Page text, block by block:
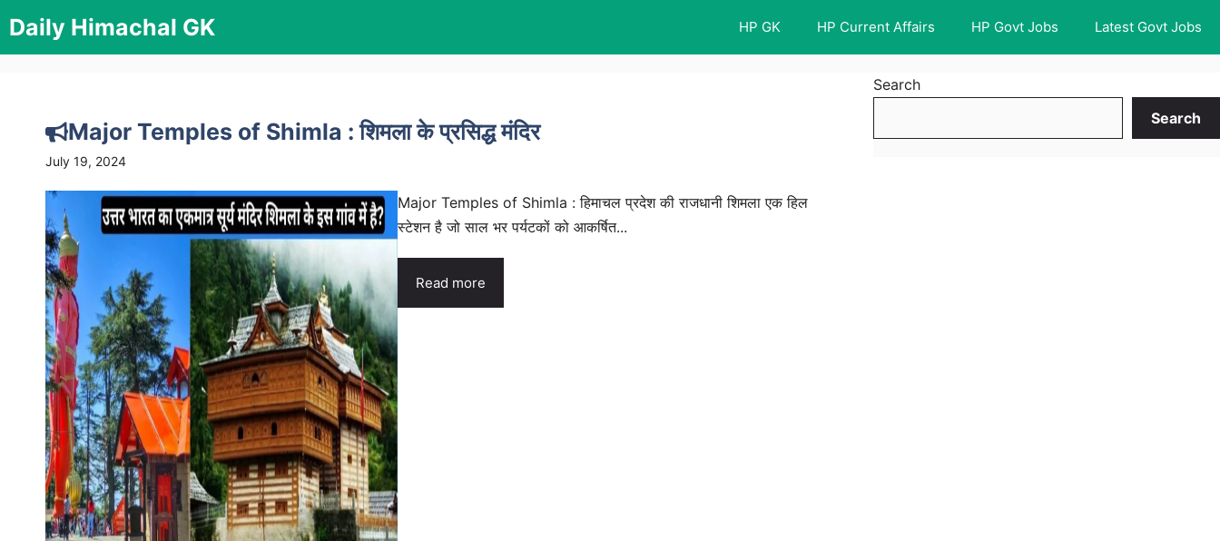
to
content
Daily Himachal GK HP GK HP Current Affairs HP Govt Jobs Latest Govt Jobs
Major Temples of Shimla : शिमला के प्रसिद्ध मंदिर
July 19, 2024
Major Temples of Shimla : हिमाचल प्रदेश की राजधानी शिमला एक हिल
स्टेशन है जो साल भर पर्यटकों को आकर्षित...
Read more
Search
Search